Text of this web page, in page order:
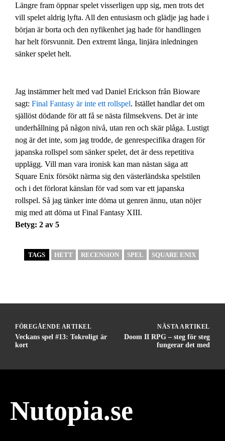
Längre fram öppnar spelet visserligen upp sig, men trots det
vill spelet aldrig lyfta. All den entusiasm och glädje jag hade i
början är borta och den nyfikenhet jag hade för handlingen
har helt försvunnit. Den extremt långa, linjära inledningen
sänker spelet helt.
Jag instämmer helt med vad Daniel Erickson från Bioware
sagt: Final Fantasy är inte ett rollspel. Istället handlar det om
själlöst dödande för att få se nästa filmsekvens. Det är inte
underhållning på någon nivå, utan ren och skär plåga. Lustigt
nog är det inte, som jag trodde, de genrespecifika dragen för
japanska rollspel som sänker spelet, det är dess repetitiva
upplägg. Vill man vara ironisk kan man nästan säga att
Square Enix försökt närma sig den västerländska spelstilen
och i det förlorat känslan för vad som var ett japanska
rollspel. Så jag tänker inte döma ut genren ännu, utan nöjer
mig med att döma ut Final Fantasy XIII.
Betyg: 2 av 5
TAGS HETT RECENSION SPEL SQUARE ENIX
FÖREGÅENDE ARTIKEL
Veckans spel #13: Tokroligt är
kort
NÄSTA ARTIKEL
Doom II RPG – steg för steg
fungerar det med
Nutopia.se